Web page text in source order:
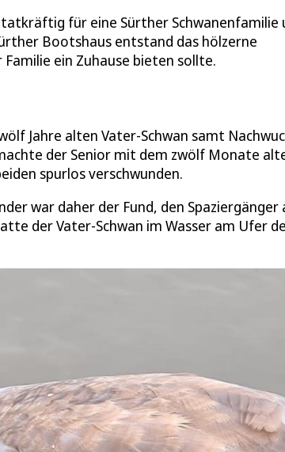
für eine Sürther Schwanenfamilie
Bootshaus entstand das hölzerne
Familie ein Zuhause bieten sollte.
Jahre alten Vater-Schwan samt
der Senior mit dem zwölf Monate
spurlos verschwunden.
war daher der Fund, den Spaziergänger
der Vater-Schwan im Wasser am Ufer